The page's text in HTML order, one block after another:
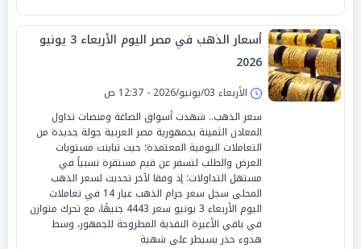
أسعار الذهب في مصر اليوم الأربعاء 3 يونيو
2026
الأربعاء 03/يونيو/2026 - 12:37 ص
سعر الذهب.. شهدت أسواق الصاغة ومنصات تداول
المعادن الثمينة بجمهورية مصر العربية جولة جديدة من
التعاملات اليومية المعتمدة؛ حيث تباينت مستويات
العرض والطلب لتسفر عن قيم مستقرة نسبياً في
مستهل التداولات؛ إذ وفقا لآخر تحديث لسعر الذهب
المحلى سجل سعر جرام الذهب عيار 14 في تعاملات
اليوم الأربعاء 3 يونيو سعر 4443 جنيهًا، مع تحرك متوازن
في باقي الأعيرة النقدية المطروحة للجمهور، وسط
هدوء حذر يسيطر على شهية